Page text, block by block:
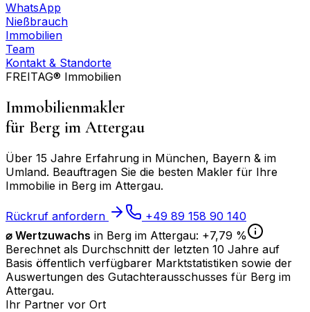
WhatsApp
Nießbrauch
Immobilien
Team
Kontakt & Standorte
FREITAG® Immobilien
Immobilienmakler
für Berg im Attergau
Über 15 Jahre Erfahrung in München, Bayern & im
Umland. Beauftragen Sie die besten Makler für Ihre
Immobilie in Berg im Attergau.
Rückruf anfordern
+49 89 158 90 140
⌀ Wertzuwachs in Berg im Attergau: +7,79 %
Berechnet als Durchschnitt der letzten 10 Jahre auf
Basis öffentlich verfügbarer Marktstatistiken sowie der
Auswertungen des Gutachterausschusses für Berg im
Attergau.
Ihr Partner vor Ort